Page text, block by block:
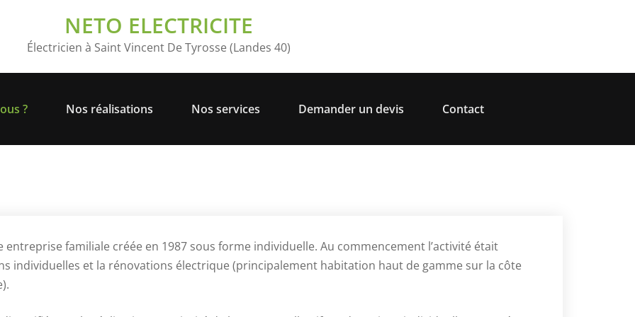
NETO ELECTRICITE
Électricien à Saint Vincent De Tyrosse (Landes 40)
? Nos réalisations Nos services Demander un devis Contact
entreprise familiale créée en 1987 sous forme individuelle. Au commencement l’activité était
individuelles et la rénovations électrique (principalement habitation haut de gamme sur la côte